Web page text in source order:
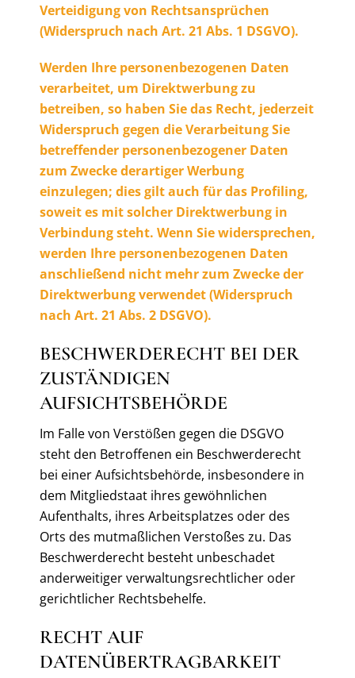
Verteidigung von Rechtsansprüchen
(Widerspruch nach Art. 21 Abs. 1 DSGVO).
Werden Ihre personenbezogenen Daten
verarbeitet, um Direktwerbung zu
betreiben, so haben Sie das Recht, jederzeit
Widerspruch gegen die Verarbeitung Sie
betreffender personenbezogener Daten
zum Zwecke derartiger Werbung
einzulegen; dies gilt auch für das Profiling,
soweit es mit solcher Direktwerbung in
Verbindung steht. Wenn Sie widersprechen,
werden Ihre personenbezogenen Daten
anschließend nicht mehr zum Zwecke der
Direktwerbung verwendet (Widerspruch
nach Art. 21 Abs. 2 DSGVO).
BESCHWERDERECHT BEI DER
ZUSTÄNDIGEN
AUFSICHTSBEHÖRDE
Im Falle von Verstößen gegen die DSGVO
steht den Betroffenen ein Beschwerderecht
bei einer Aufsichtsbehörde, insbesondere in
dem Mitgliedstaat ihres gewöhnlichen
Aufenthalts, ihres Arbeitsplatzes oder des
Orts des mutmaßlichen Verstoßes zu. Das
Beschwerderecht besteht unbeschadet
anderweitiger verwaltungsrechtlicher oder
gerichtlicher Rechtsbehelfe.
RECHT AUF
DATENÜBERTRAGBARKEIT